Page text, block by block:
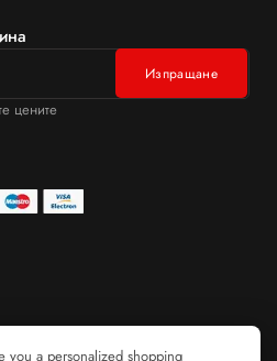
цените
you a personalized shopping